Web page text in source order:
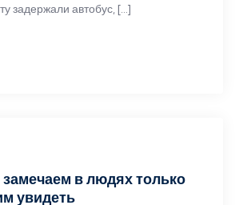
задержали автобус, […]
в людях только
увидеть